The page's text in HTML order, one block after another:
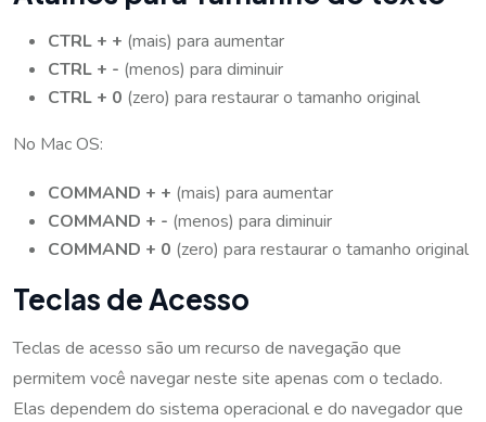
CTRL + + (mais) para aumentar
CTRL + - (menos) para diminuir
CTRL + 0 (zero) para restaurar o tamanho original
No Mac OS:
COMMAND + + (mais) para aumentar
COMMAND + - (menos) para diminuir
COMMAND + 0 (zero) para restaurar o tamanho original
Teclas de Acesso
Teclas de acesso são um recurso de navegação que
permitem você navegar neste site apenas com o teclado.
Elas dependem do sistema operacional e do navegador que